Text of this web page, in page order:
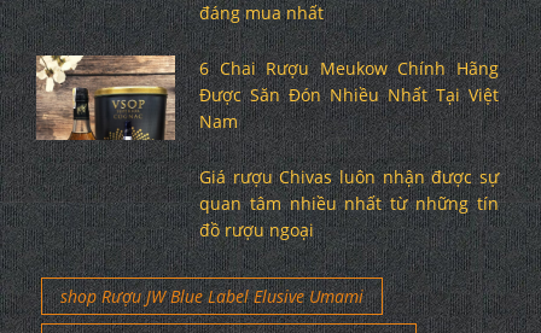
đáng mua nhất
6 Chai Rượu Meukow Chính Hãng
Được Săn Đón Nhiều Nhất Tại Việt
Nam
Giá rượu Chivas luôn nhận được sự
quan tâm nhiều nhất từ những tín
đồ rượu ngoại
shop Rượu JW Blue Label Elusive Umami